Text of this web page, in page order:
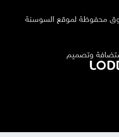
وتصميم